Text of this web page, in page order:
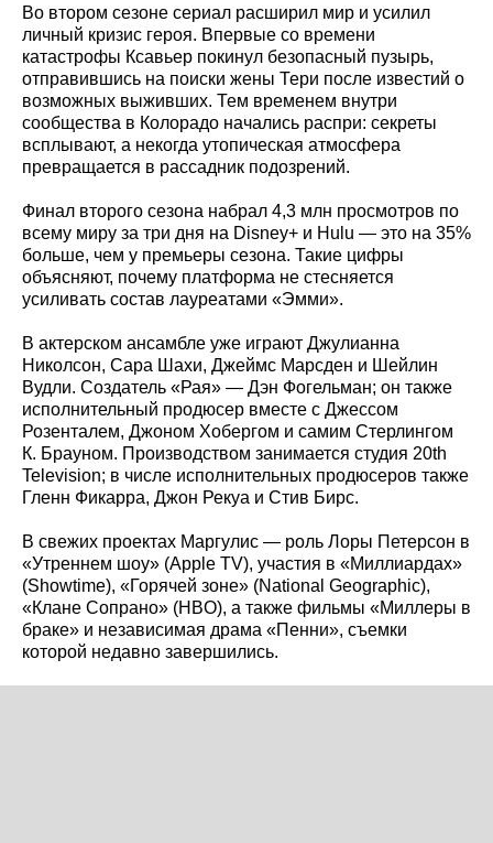
Во втором сезоне сериал расширил мир и усилил
личный кризис героя. Впервые со времени
катастрофы Ксавьер покинул безопасный пузырь,
отправившись на поиски жены Тери после известий о
возможных выживших. Тем временем внутри
сообщества в Колорадо начались распри: секреты
всплывают, а некогда утопическая атмосфера
превращается в рассадник подозрений.
Финал второго сезона набрал 4,3 млн просмотров по
всему миру за три дня на Disney+ и Hulu — это на 35%
больше, чем у премьеры сезона. Такие цифры
объясняют, почему платформа не стесняется
усиливать состав лауреатами «Эмми».
В актерском ансамбле уже играют Джулианна
Николсон, Сара Шахи, Джеймс Марсден и Шейлин
Вудли. Создатель «Рая» — Дэн Фогельман; он также
исполнительный продюсер вместе с Джессом
Розенталем, Джоном Хобергом и самим Стерлингом
К. Брауном. Производством занимается студия 20th
Television; в числе исполнительных продюсеров также
Гленн Фикарра, Джон Рекуа и Стив Бирс.
В свежих проектах Маргулис — роль Лоры Петерсон в
«Утреннем шоу» (Apple TV), участия в «Миллиардах»
(Showtime), «Горячей зоне» (National Geographic),
«Клане Сопрано» (HBO), а также фильмы «Миллеры в
браке» и независимая драма «Пенни», съемки
которой недавно завершились.